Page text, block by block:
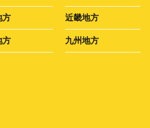
方 近畿地方
方 九州地方